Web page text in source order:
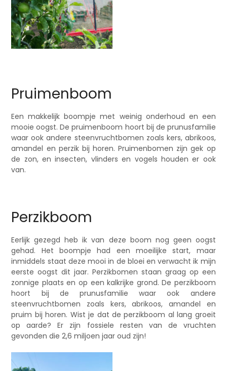
Pruimenboom
Een makkelijk boompje met weinig onderhoud en een
mooie oogst. De pruimenboom hoort bij de prunusfamilie
waar ook andere steenvruchtbomen zoals kers, abrikoos,
amandel en perzik bij horen. Pruimenbomen zijn gek op
de zon, en insecten, vlinders en vogels houden er ook
van.
Perzikboom
Eerlijk gezegd heb ik van deze boom nog geen oogst
gehad. Het boompje had een moeilijke start, maar
inmiddels staat deze mooi in de bloei en verwacht ik mijn
eerste oogst dit jaar. Perzikbomen staan graag op een
zonnige plaats en op een kalkrijke grond. De perzikboom
hoort bij de prunusfamilie waar ook andere
steenvruchtbomen zoals kers, abrikoos, amandel en
pruim bij horen. Wist je dat de perzikboom al lang groeit
op aarde? Er zijn fossiele resten van de vruchten
gevonden die 2,6 miljoen jaar oud zijn!